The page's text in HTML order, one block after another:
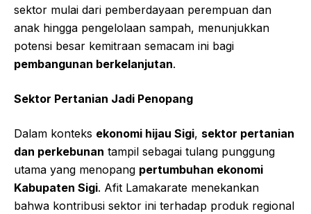
sektor mulai dari pemberdayaan perempuan dan
anak hingga pengelolaan sampah, menunjukkan
potensi besar kemitraan semacam ini bagi
pembangunan berkelanjutan.
Sektor Pertanian Jadi Penopang
Dalam konteks ekonomi hijau Sigi, sektor pertanian
dan perkebunan tampil sebagai tulang punggung
utama yang menopang pertumbuhan ekonomi
Kabupaten Sigi. Afit Lamakarate menekankan
bahwa kontribusi sektor ini terhadap produk regional